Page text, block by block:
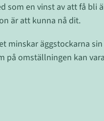
som en vinst av att få bli
är att kunna nå dit.
minskar äggstockarna
på omställningen kan